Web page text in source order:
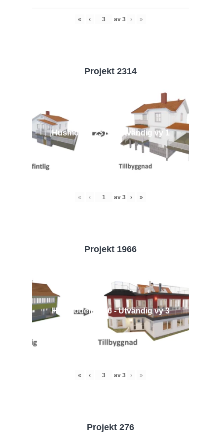
« ‹ av 3 › »
Projekt 2314
Husmodell 2314 - Utvändig vy 1
« ‹ av 3 › »
Projekt 1966
Husmodell 1966 - Utvändig vy 3
« ‹ av 3 › »
Projekt 276